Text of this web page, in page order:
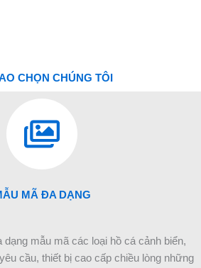
CHỌN CHÚNG TÔI
MÃ ĐA DẠNG
dạng mẫu mã các loại hồ cá cảnh biển,
cầu, thiết bị cao cấp chiều lòng những